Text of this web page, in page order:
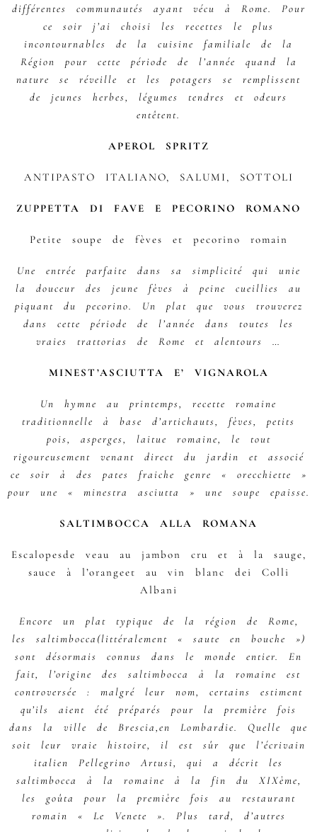
différentes communautés ayant vécu à Rome. Pour
ce soir j’ai choisi les recettes le plus
incontournables de la cuisine familiale de la
Région pour cette période de l’année quand la
nature se réveille et les potagers se remplissent
de jeunes herbes, légumes tendres et odeurs
entêtent.
APEROL SPRITZ
ANTIPASTO ITALIANO, SALUMI, SOTTOLI
ZUPPETTA DI FAVE E PECORINO ROMANO
Petite soupe de fèves et pecorino romain
Une entrée parfaite dans sa simplicité qui unie
la douceur des jeune fèves à peine cueillies au
piquant du pecorino. Un plat que vous trouverez
dans cette période de l’année dans toutes les
vraies trattorias de Rome et alentours …
MINEST’ASCIUTTA E’ VIGNAROLA
Un hymne au printemps, recette romaine
traditionnelle à base d’artichauts, fèves, petits
pois, asperges, laitue romaine, le tout
rigoureusement venant direct du jardin et associé
ce soir à des pates fraiche genre « orecchiette »
pour une « minestra asciutta » une soupe epaisse.
SALTIMBOCCA ALLA ROMANA
Escalopesde veau au jambon cru et à la sauge,
sauce à l’orangeet au vin blanc dei Colli
Albani
Encore un plat typique de la région de Rome,
les saltimbocca(littéralement « saute en bouche »)
sont désormais connus dans le monde entier. En
fait, l’origine des saltimbocca à la romaine est
controversée : malgré leur nom, certains estiment
qu’ils aient été préparés pour la première fois
dans la ville de Brescia,en Lombardie. Quelle que
soit leur vraie histoire, il est sûr que l’écrivain
italien Pellegrino Artusi, qui a décrit les
saltimbocca à la romaine à la fin du XIXème,
les goûta pour la première fois au restaurant
romain « Le Venete ». Plus tard, d’autres